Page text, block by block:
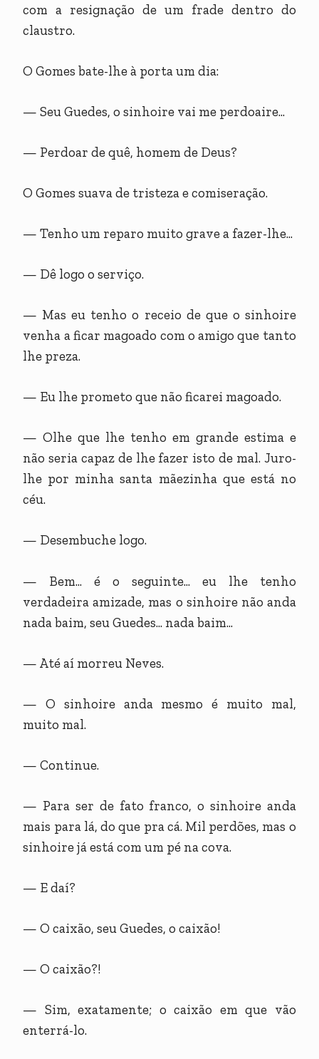
com a resignação de um frade dentro do
claustro.
O Gomes bate-lhe à porta um dia:
— Seu Guedes, o sinhoire vai me perdoaire...
— Perdoar de quê, homem de Deus?
O Gomes suava de tristeza e comiseração.
— Tenho um reparo muito grave a fazer-lhe...
— Dê logo o serviço.
— Mas eu tenho o receio de que o sinhoire
venha a ficar magoado com o amigo que tanto
lhe preza.
— Eu lhe prometo que não ficarei magoado.
— Olhe que lhe tenho em grande estima e
não seria capaz de lhe fazer isto de mal. Juro-
lhe por minha santa mãezinha que está no
céu.
— Desembuche logo.
— Bem... é o seguinte... eu lhe tenho
verdadeira amizade, mas o sinhoire não anda
nada baim, seu Guedes... nada baim...
— Até aí morreu Neves.
— O sinhoire anda mesmo é muito mal,
muito mal.
— Continue.
— Para ser de fato franco, o sinhoire anda
mais para lá, do que pra cá. Mil perdões, mas o
sinhoire já está com um pé na cova.
— E daí?
— O caixão, seu Guedes, o caixão!
— O caixão?!
— Sim, exatamente; o caixão em que vão
enterrá-lo.